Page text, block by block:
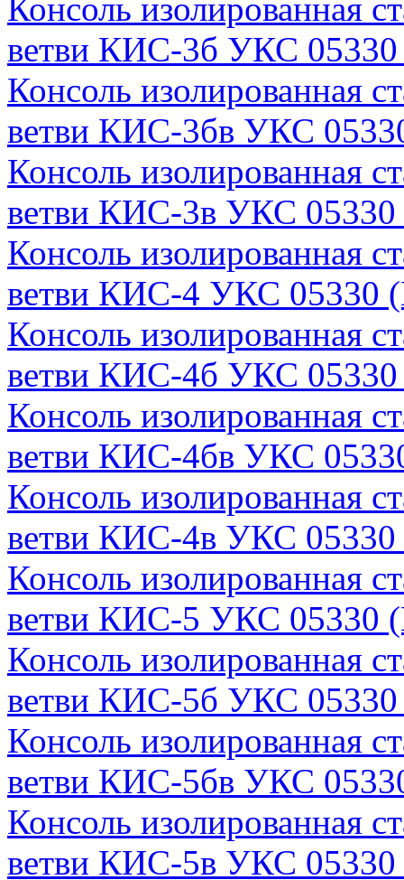
Консоль изолированная
ветви КИС-3б УКС
Консоль изолированная
ветви КИС-3бв УКС
Консоль изолированная
ветви КИС-3в УКС
Консоль изолированная
ветви КИС-4 УКС 05330
Консоль изолированная
ветви КИС-4б УКС
Консоль изолированная
ветви КИС-4бв УКС
Консоль изолированная
ветви КИС-4в УКС
Консоль изолированная
ветви КИС-5 УКС 05330
Консоль изолированная
ветви КИС-5б УКС
Консоль изолированная
ветви КИС-5бв УКС
Консоль изолированная
ветви КИС-5в УКС